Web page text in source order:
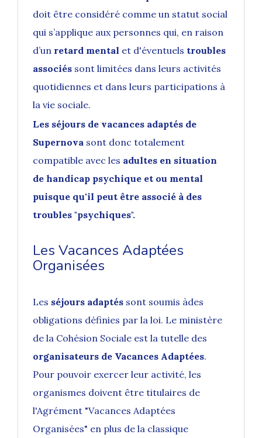
doit être considéré comme un statut social
qui s’applique aux personnes qui, en raison
d’un retard mental et d'éventuels troubles
associés sont limitées dans leurs activités
quotidiennes et dans leurs participations à
la vie sociale.
Les séjours de vacances adaptés de
Supernova sont donc totalement
compatible avec les adultes en situation
de handicap psychique et ou mental
puisque qu'il peut être associé à des
troubles "psychiques".
Les Vacances Adaptées
Organisées
Les séjours adaptés sont soumis àdes
obligations définies par la loi. Le ministère
de la Cohésion Sociale est la tutelle des
organisateurs de Vacances Adaptées.
Pour pouvoir exercer leur activité, les
organismes doivent être titulaires de
l'Agrément "Vacances Adaptées
Organisées" en plus de la classique